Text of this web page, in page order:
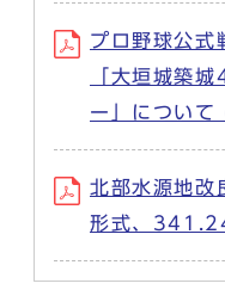
プロ野球公式
「大垣城築
ー」につい
北部水源地
形式、